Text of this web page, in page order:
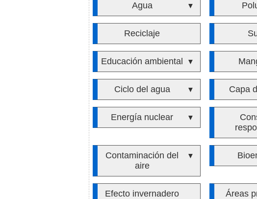
Agua ▼
Reciclaje
Educación ambiental ▼
Ciclo del agua ▼ Capa
Energía nuclear ▼
Contaminación del
aire
▼
Efecto invernadero Áreas